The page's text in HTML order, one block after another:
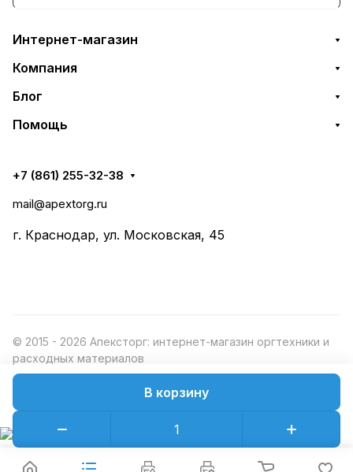
В корзину
Интернет-магазин
Компания
Блог
Помощь
+7 (861) 255-32-38
mail@apextorg.ru
г. Краснодар, ул. Московская, 45
© 2015 - 2026 Апексторг: интернет-магазин оргтехники и
расходных материалов
Конфиденциальность